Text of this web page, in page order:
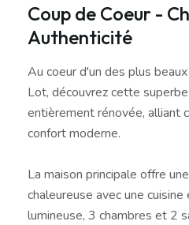
Coup de Coeur -
Authenticité
Au coeur d'un des plus
Lot, découvrez cette
entièrement rénovée, alliant
confort moderne.
La maison principale offre
chaleureuse avec une
lumineuse, 3 chambres et 2